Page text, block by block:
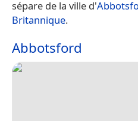
sépare de la ville d'
Britannique.
Abbotsford